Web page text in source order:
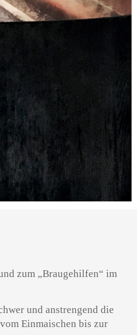
zum „Braugehilfen“ im
und anstrengend die
Einmaischen bis zur